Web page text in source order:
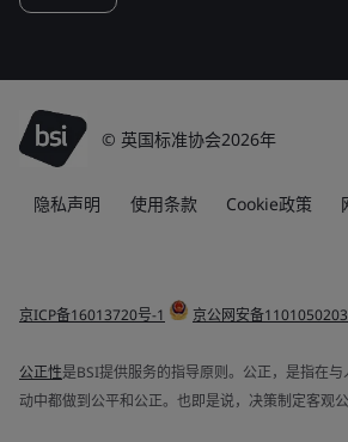
© 英国标准协会2026年
隐私声明 使用条款 Cookie政策
京ICP备16013720号-1 京公网安备
公正性是BSI提供服务的指导原则。公正，是指在
动中都做到公平和公正。也即是说，决策制定客观